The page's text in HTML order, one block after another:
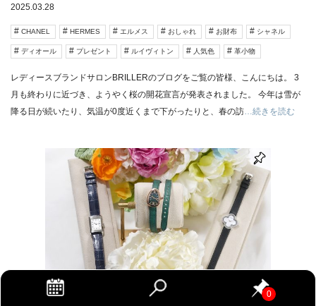
0
2025.03.28
CHANEL HERMES エルメス おしゃれ お財布 シャネル
ディオール プレゼント ルイヴィトン 人気色 革小物
レディースブランドサロンBRILLERのブログをご覧の皆様、こんにちは。 3
月も終わりに近づき、ようやく桜の開花宣言が発表されました。 今年は雪が
降る日が続いたり、気温が0度近くまで下がったりと、春の訪…続きを読む
骨格タイプ別に似合う時計とは？タイプ別に3点ず